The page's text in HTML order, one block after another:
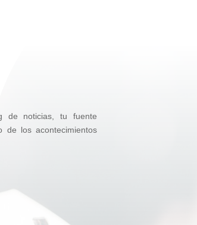
de noticias, tu fuente
de los acontecimientos